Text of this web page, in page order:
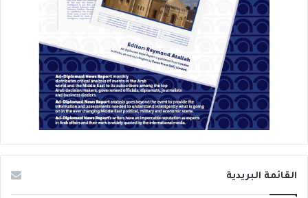
القائمة البريدية